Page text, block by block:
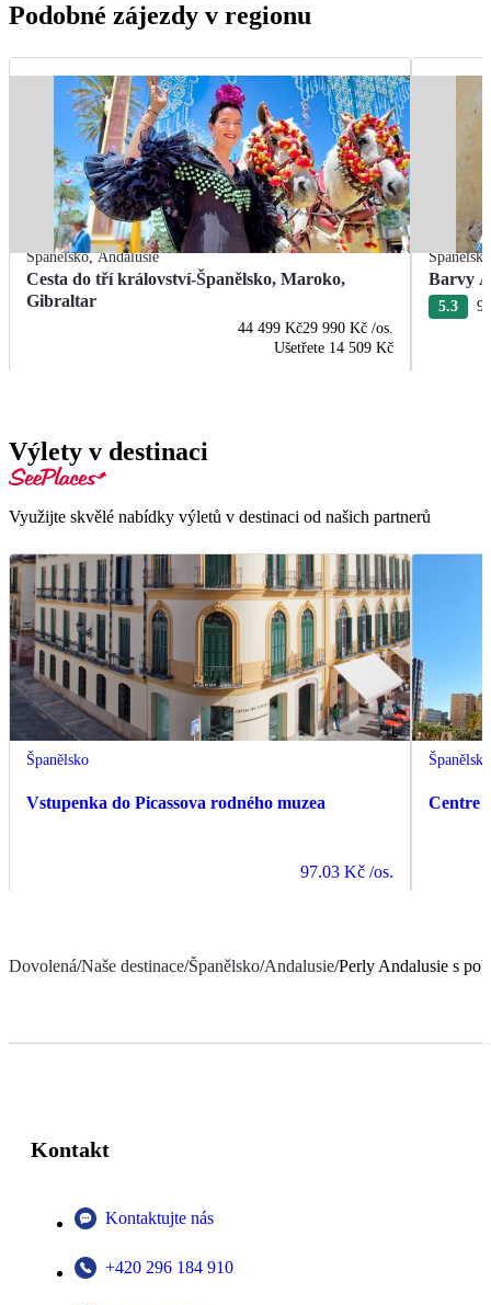
Podobné zájezdy v regionu
Španělsko,Andalusie
Cesta do tří království-Španělsko, Maroko,
Gibraltar
44 499 Kč29 990 Kč /os.
Ušetřete 14 509 Kč
Španělsko
Barvy
5.3
Výlety v destinaci
Využijte skvělé nabídky výletů v destinaci od našich partnerů
Španělsko
Vstupenka do Picassova rodného muzea
97.03 Kč /os.
Španělsko
Centre
Dovolená/Naše destinace/Španělsko/Andalusie/Perly Andalusie s
Kontakt
Kontaktujte nás
+420 296 184 910